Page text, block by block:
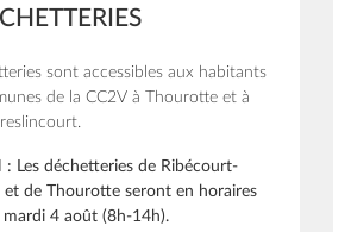
sont accessibles aux habitants
de la CC2V à Thourotte et à
: Les déchetteries de Ribécourt-
et de Thourotte seront en horaires
mardi 4 août (8h-14h).